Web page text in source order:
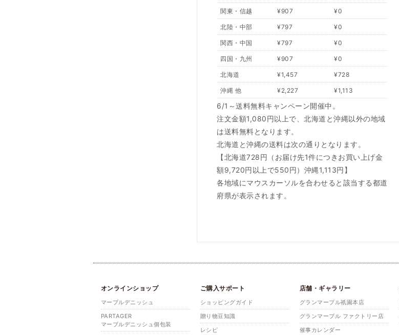
関東・信越 ¥907 ¥0
北陸・中部 ¥797 ¥0
関西・中国 ¥797 ¥0
四国・九州 ¥907 ¥0
北海道 ¥1,457 ¥728
沖縄 他 ¥2,227 ¥1,113
6/1～送料無料キャンペーン開催中。
注文金額1,080円以上で、北海道と沖縄以外の地域
は送料無料となります。
北海道と沖縄の送料は次の通りとなります。
【北海道728円（お届け先1件につきお買い上げ金
額9,720円以上で550円）沖縄1,113円】
各地域にマウスカーソルを合わせると該当する都道
府県が表示されます。
オンラインショップ
マーブルデニッシュ
PARTAGER
マーブルデニッシュ個包装
ご購入サポート
ショッピングガイド
贈り物豆知識
レシピ
店舗・ギャラリー
グランマーブル祇園本店
グランマーブル ファクトリー店
催事カレンダー